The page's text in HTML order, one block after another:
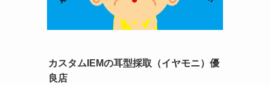
カスタムIEMの耳型採取（イヤモニ）優
良店